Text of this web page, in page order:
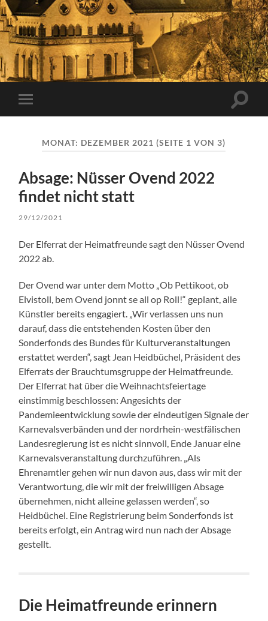
Mobile-
Menü
MONAT: DEZEMBER 2021 (SEITE 1 VON 3)
Absage: Nüsser Ovend 2022
findet nicht statt
29/12/2021
Der Elferrat der Heimatfreunde sagt den Nüsser Ovend
2022 ab.
Der Ovend war unter dem Motto „Ob Pettikoot, ob
Elvistoll, bem Ovend jonnt se all op Roll!“ geplant, alle
Künstler bereits engagiert. „Wir verlassen uns nun
darauf, dass die entstehenden Kosten über den
Sonderfonds des Bundes für Kulturveranstaltungen
erstattet werden“, sagt Jean Heidbüchel, Präsident des
Elferrats der Brauchtumsgruppe der Heimatfreunde.
Der Elferrat hat über die Weihnachtsfeiertage
einstimmig beschlossen: Angesichts der
Pandemieentwicklung sowie der eindeutigen Signale der
Karnevalsverbänden und der nordrhein-westfälischen
Landesregierung ist es nicht sinnvoll, Ende Januar eine
Karnevalsveranstaltung durchzuführen. „Als
Ehrenamtler gehen wir nun davon aus, dass wir mit der
Verantwortung, die wir mit der freiwilligen Absage
übernehmen, nicht alleine gelassen werden“, so
Heidbüchel. Eine Registrierung beim Sonderfonds ist
bereits erfolgt, ein Antrag wird nun nach der Absage
gestellt.
Die Heimatfreunde erinnern